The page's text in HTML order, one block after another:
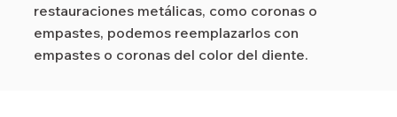
restauraciones metálicas, como coronas o
empastes, podemos reemplazarlos con
empastes o coronas del color del diente.